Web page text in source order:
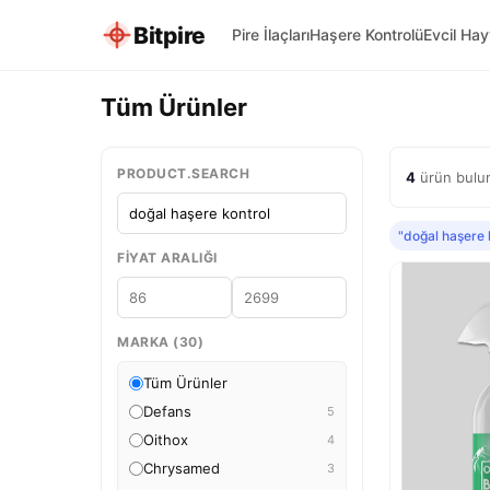
Bitpire Pire İlaçlarıHaşere KontrolüEvcil
Tüm Ürünler
PRODUCT.SEARCH
FIYAT ARALIĞI
MARKA (30)
Tüm Ürünler
Defans
5
Oithox 4
Chrysamed 3
4 ürün
"doğal haşere